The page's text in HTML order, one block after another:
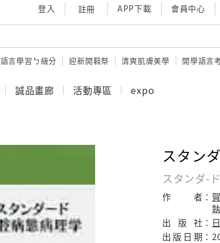
登入 註冊 APP下載 會員中心
語言學習ㄅ級分 迎新開鞋祭 清爽肌膚美學 開學語言
誠品畫廊 活動專區 expo
スタン
スタンダ-
作 者：
出
版 社：
出 版 日 期：